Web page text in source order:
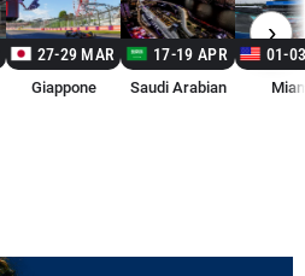
27-29 MAR
Giappone
17-19 APR
Saudi Arabian
01-
›